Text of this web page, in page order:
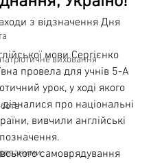
виховання
з відзначення Дня
мови Сергієнко
провела для учнів 5-А
урок, у ході якого
про національні
вивчили англійські
самоврядування